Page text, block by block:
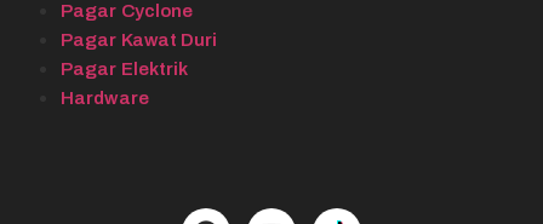
Pagar Cyclone
Pagar Kawat Duri
Pagar Elektrik
Hardware